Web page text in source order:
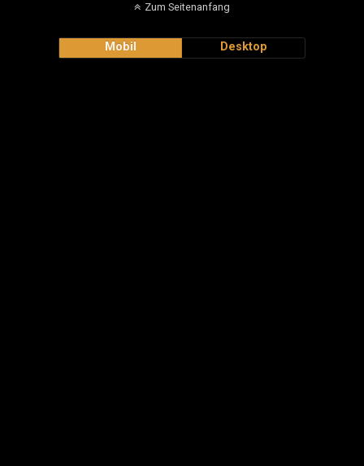
Zum Seitenanfang
Mobil Desktop